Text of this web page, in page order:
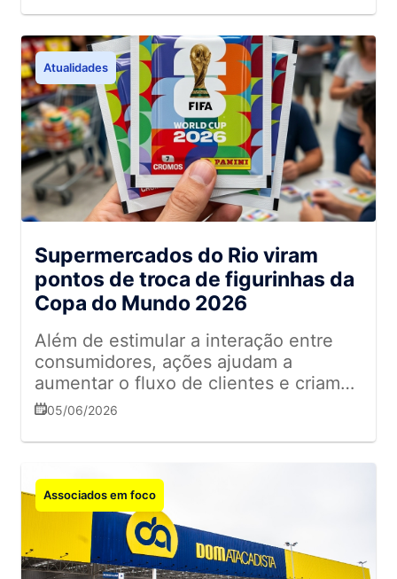
Atualidades
Supermercados do Rio viram
pontos de troca de figurinhas da
Copa do Mundo 2026
Além de estimular a interação entre
consumidores, ações ajudam a
aumentar o fluxo de clientes e criam
novas oportunidades de consumo
05/06/2026
Associados em foco